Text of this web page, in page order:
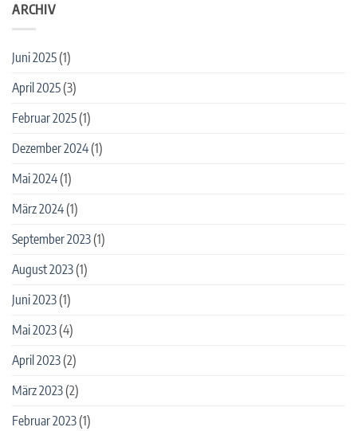
ARCHIV
Juni 2025(1)
April 2025(3)
Februar 2025(1)
Dezember 2024(1)
Mai 2024(1)
März 2024(1)
September 2023(1)
August 2023(1)
Juni 2023(1)
Mai 2023(4)
April 2023(2)
März 2023(2)
Februar 2023(1)